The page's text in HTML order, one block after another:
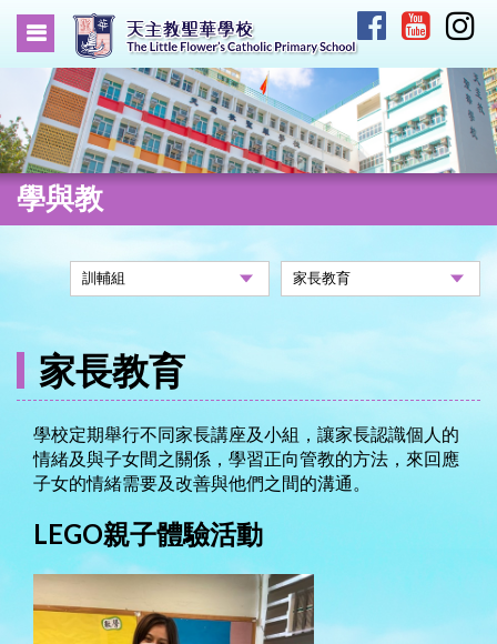
學與教
家長教育
學校定期舉行不同家長講座及小組，讓家長認識個人的
情緒及與子女間之關係，學習正向管教的方法，來回應
子女的情緒需要及改善與他們之間的溝通。
LEGO親子體驗活動